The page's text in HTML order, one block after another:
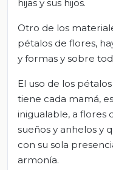
hijas y sus hijos.
Otro de los
pétalos de flores,
y formas y sobre
El uso de los
tiene cada mamá,
inigualable, a flores
sueños y anhelos y
con su sola
armonía.